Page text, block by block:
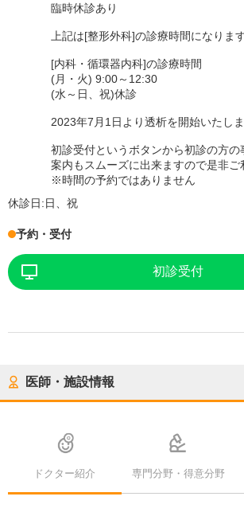
臨時休診あり
上記は[整形外科]の診療時間になります
[内科・循環器内科]の診療時間
(月・火) 9:00～12:30
(水～日、祝)休診
2023年7月1日より透析を開始いたしま
初診受付というボタンから初診の方の
案内もスムーズに出来ますので是非ご
※時間の予約ではありません
休診日:日、祝
予約・受付
初診受付
医師・施設情報
ドクター紹介 専門分野・得意分野